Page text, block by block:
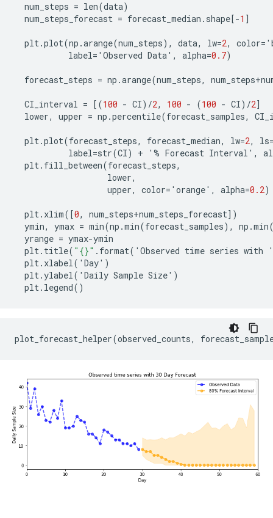
num_steps = len(data)
num_steps_forecast = forecast_median . shape [-1 ]
plt.plot(np .arange(num_steps), data, lw=2, color= '
label= ' Observed Data' , alpha=0.7)
forecast_steps = np .arange(num_steps, num_steps+
CI_interval = [(100 - CI) /2, 100 - (100 - CI) /2]
lower, upper = np .percentile(forecast_samples,
plt.plot(forecast_steps, forecast_median, lw=2, ls
label=str(CI) + ' % Forecast Interval ' ,
plt. fill_between(forecast_steps,
lower,
upper, color= ' orange' , alpha=0.2)
plt. xlim([0, num_steps+num_steps_forecast])
ymin, ymax = min(np .min(forecast_samples), np .min
yrange = ymax-ymin
plt. title( "{}" . format( ' Observed time series with
'
plt. xlabel( ' Day' )
plt.ylabel( ' Daily Sample Size' )
plt. legend()
plot_forecast_helper(observed_counts,